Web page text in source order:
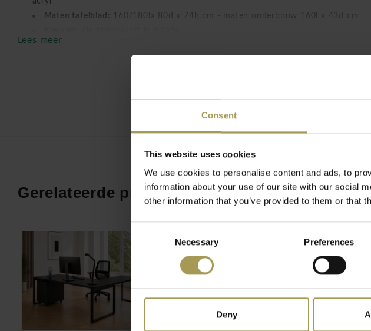
Consent
This website uses cookies
We use cookies to personalise content and ads, to
information about your use of our site with our social
other information that you’ve provided to them or that
Necessary Preferences
Deny
Maten tafelblad:
160/180lx 80d x 74h cm - maten onderbouw 160l x 43d cm
Kabelmanagement optioneel:
ronde doorgang), Kabeldoorgang midden (met klep in het midden van uw bureau),
Worden ongemonteerd geleverd(flatpacked) - Professionele installatie(enkel
Het MDD Ogi-Q bureau met lowboard is de perfecte keuze voor wie op zoek is naar
ergonomisch en representatief kantoormeubilair. Dit bureausysteem voldoet aan de
hoogste eisen op het gebied van functionaliteit en design, waardoor het ideaal is voor
leidinggevenden.
Kwaliteit en design voor uw werkplek
Het Ogi-Q bureau van MDD is verkrijgbaar met werkbladen van 160 cm of 180 cm
lengte en biedt verschillende configuraties voor uw kantoorruimte, zoals:
Individuele bureaus
Lees meer
Gerelateerde producten